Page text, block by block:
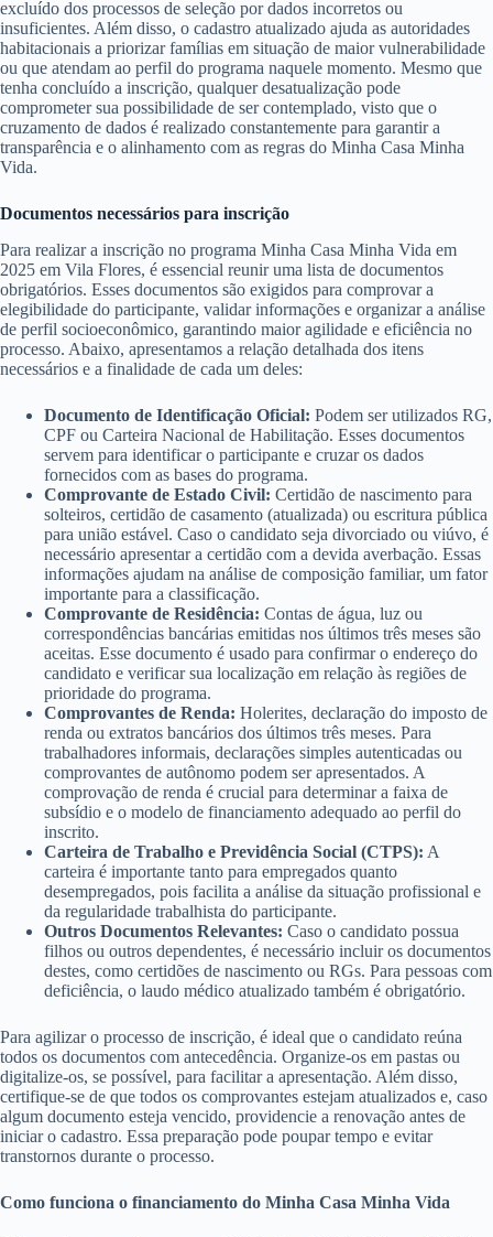
excluído dos processos de seleção por dados incorretos ou
insuficientes. Além disso, o cadastro atualizado ajuda as autoridades
habitacionais a priorizar famílias em situação de maior vulnerabilidade
ou que atendam ao perfil do programa naquele momento. Mesmo que
tenha concluído a inscrição, qualquer desatualização pode
comprometer sua possibilidade de ser contemplado, visto que o
cruzamento de dados é realizado constantemente para garantir a
transparência e o alinhamento com as regras do Minha Casa Minha
Vida.
Documentos necessários para inscrição
Para realizar a inscrição no programa Minha Casa Minha Vida em
2025 em Vila Flores, é essencial reunir uma lista de documentos
obrigatórios. Esses documentos são exigidos para comprovar a
elegibilidade do participante, validar informações e organizar a análise
de perfil socioeconômico, garantindo maior agilidade e eficiência no
processo. Abaixo, apresentamos a relação detalhada dos itens
necessários e a finalidade de cada um deles:
Documento de Identificação Oficial: Podem ser utilizados RG,
CPF ou Carteira Nacional de Habilitação. Esses documentos
servem para identificar o participante e cruzar os dados
fornecidos com as bases do programa.
Comprovante de Estado Civil: Certidão de nascimento para
solteiros, certidão de casamento (atualizada) ou escritura pública
para união estável. Caso o candidato seja divorciado ou viúvo, é
necessário apresentar a certidão com a devida averbação. Essas
informações ajudam na análise de composição familiar, um fator
importante para a classificação.
Comprovante de Residência: Contas de água, luz ou
correspondências bancárias emitidas nos últimos três meses são
aceitas. Esse documento é usado para confirmar o endereço do
candidato e verificar sua localização em relação às regiões de
prioridade do programa.
Comprovantes de Renda: Holerites, declaração do imposto de
renda ou extratos bancários dos últimos três meses. Para
trabalhadores informais, declarações simples autenticadas ou
comprovantes de autônomo podem ser apresentados. A
comprovação de renda é crucial para determinar a faixa de
subsídio e o modelo de financiamento adequado ao perfil do
inscrito.
Carteira de Trabalho e Previdência Social (CTPS): A
carteira é importante tanto para empregados quanto
desempregados, pois facilita a análise da situação profissional e
da regularidade trabalhista do participante.
Outros Documentos Relevantes: Caso o candidato possua
filhos ou outros dependentes, é necessário incluir os documentos
destes, como certidões de nascimento ou RGs. Para pessoas com
deficiência, o laudo médico atualizado também é obrigatório.
Para agilizar o processo de inscrição, é ideal que o candidato reúna
todos os documentos com antecedência. Organize-os em pastas ou
digitalize-os, se possível, para facilitar a apresentação. Além disso,
certifique-se de que todos os comprovantes estejam atualizados e, caso
algum documento esteja vencido, providencie a renovação antes de
iniciar o cadastro. Essa preparação pode poupar tempo e evitar
transtornos durante o processo.
Como funciona o financiamento do Minha Casa Minha Vida